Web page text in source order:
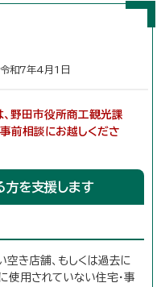
和7年4月1日
野田市役所商工観光課
前相談にお越しくださ
方を支援します
き店舗、もしくは過去に
使用されていない住宅・事